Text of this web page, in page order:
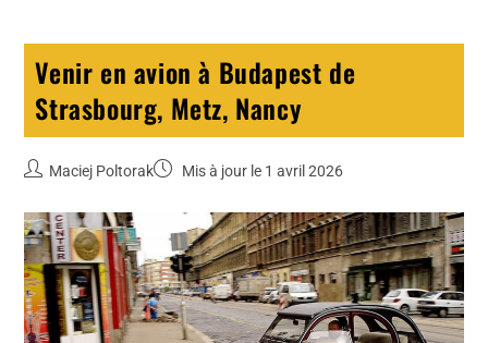
Venir en avion à Budapest de
Strasbourg, Metz, Nancy
Maciej Poltorak Mis à jour le 1 avril 2026